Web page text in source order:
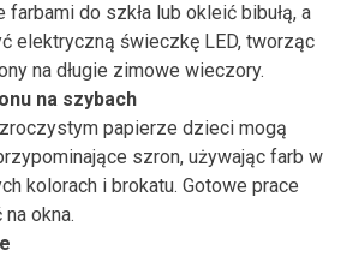
do szkła lub okleić bibułą, a
elektryczną świeczkę LED, tworząc
na długie zimowe wieczory.
na szybach
papierze dzieci mogą
szron, używając farb w
kolorach i brokatu. Gotowe prace
okna.